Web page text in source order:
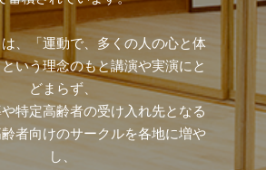
、「運動で、多くの人の心と体
いう理念のもと講演や実演にと
どまらず、
特定高齢者の受け入れ先となる
者向けのサークルを各地に増や
し、